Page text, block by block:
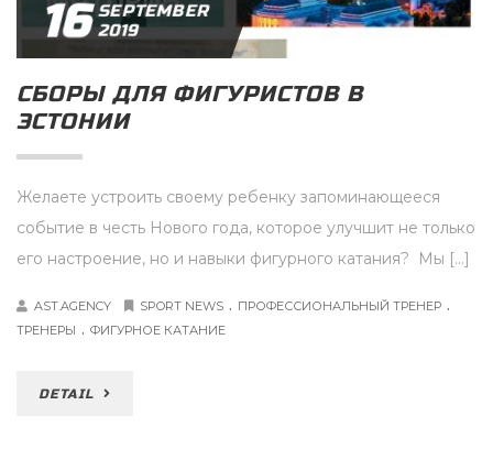
16 SEPTEMBER
2019
СБОРЫ ДЛЯ ФИГУРИСТОВ В
ЭСТОНИИ
Желаете устроить своему ребенку запоминающееся
событие в честь Нового года, которое улучшит не только
его настроение, но и навыки фигурного катания? Мы […]
AST.AGENCY SPORT NEWS . ПРОФЕССИОНАЛЬНЫЙ ТРЕНЕР .
ТРЕНЕРЫ . ФИГУРНОЕ КАТАНИЕ
DETAIL